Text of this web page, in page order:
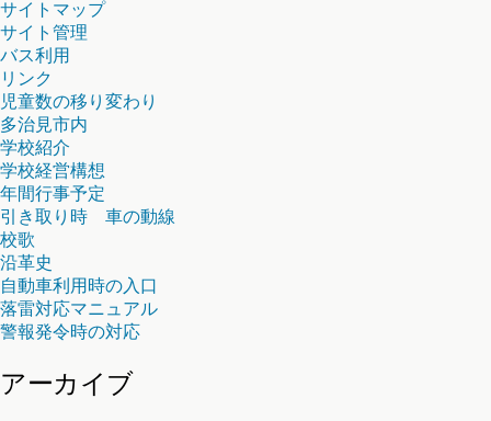
サイトマップ
サイト管理
バス利用
リンク
児童数の移り変わり
多治見市内
学校紹介
学校経営構想
年間行事予定
引き取り時 車の動線
校歌
沿革史
自動車利用時の入口
落雷対応マニュアル
警報発令時の対応
アーカイブ